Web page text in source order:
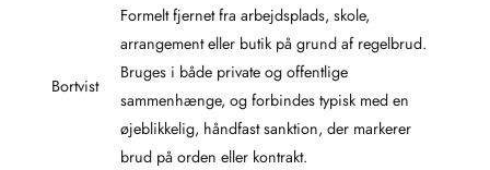
Bortvist
Formelt fjernet fra arbejdsplads, skole,
arrangement eller butik på grund af regelbrud.
Bruges i både private og offentlige
sammenhænge, og forbindes typisk med en
øjeblikkelig, håndfast sanktion, der markerer
brud på orden eller kontrakt.